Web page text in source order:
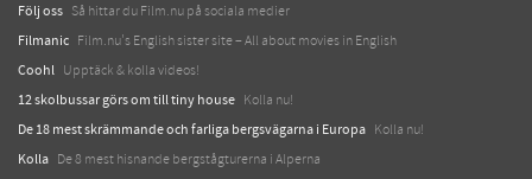
Följ oss Så hittar du Film.nu på sociala medier
Filmanic Film.nu's English sister site – All about movies in English
Coohl Upptäck & kolla videos!
12 skolbussar görs om till tiny house Kolla nu!
De 18 mest skrämmande och farliga bergsvägarna i Europa Kolla nu!
Kolla De 8 mest hisnande bergstågturerna i Alperna